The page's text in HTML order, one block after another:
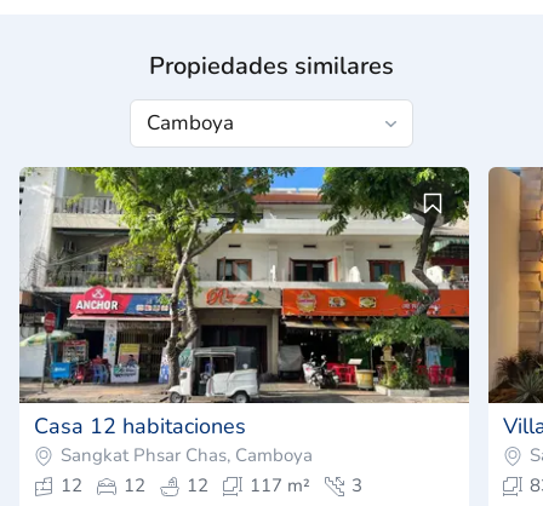
Propiedades similares
Casa 12 habitaciones
Sangkat Phsar Chas, Camboya
12
12 12 117 m²
3